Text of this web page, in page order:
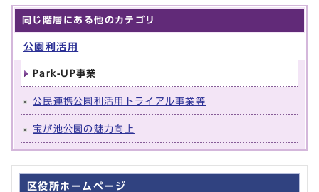
同じ階層にある他のカテゴリ
公園利活用
Park-UP事業
公民連携公園利活用トライアル事業等
宝が池公園の魅力向上
区役所ホームページ